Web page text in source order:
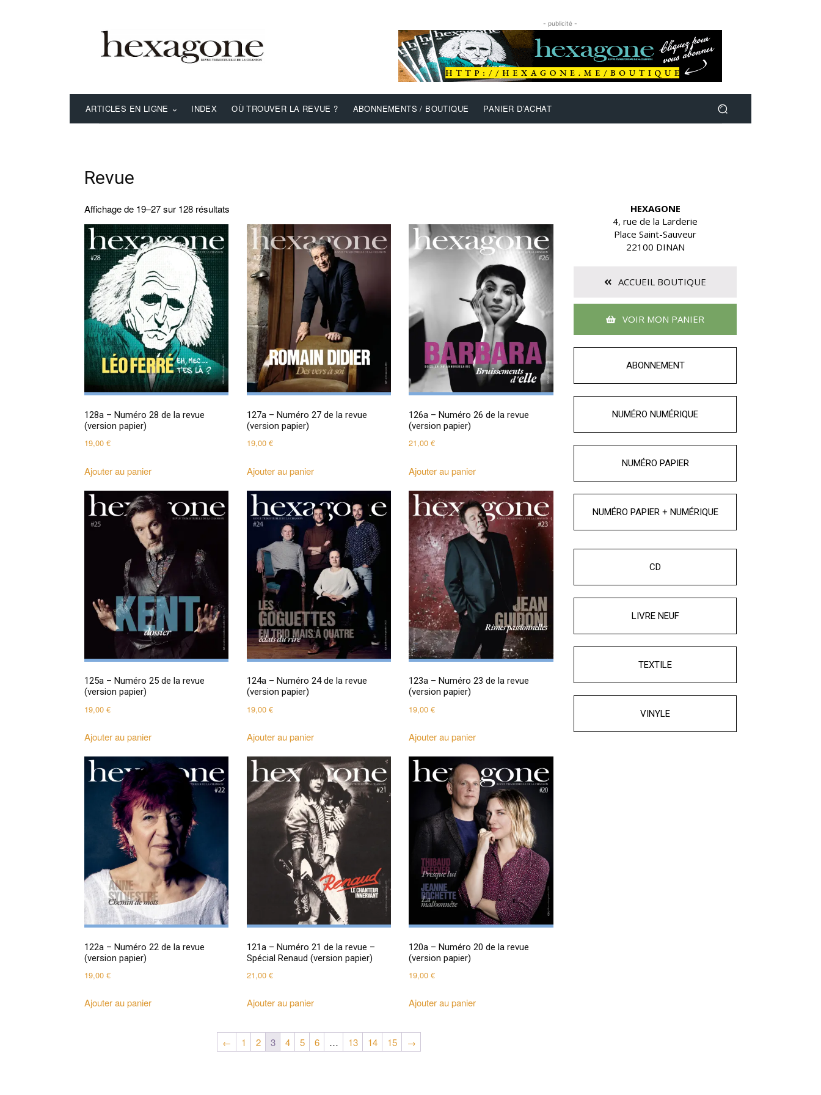
- publicité -
ARTICLES EN LIGNE INDEX OÙ TROUVER LA REVUE ? ABONNEMENTS / BOUTIQUE PANIER D’ACHAT
Revue
Affichage de 19–27 sur 128 résultats
128a – Numéro 28 de la revue
(version papier)
19,00 €
Ajouter au panier
127a – Numéro 27 de la revue
(version papier)
19,00 €
Ajouter au panier
126a – Numéro 26 de la revue
(version papier)
21,00€
Ajouter au panier
125a – Numéro 25 de la revue
(version papier)
19,00 €
Ajouter au panier
124a – Numéro 24 de la revue
(version papier)
19,00 €
Ajouter au panier
123a – Numéro 23 de la revue
(version papier)
19,00€
Ajouter au panier
122a – Numéro 22 de la revue
(version papier)
19,00 €
Ajouter au panier
121a – Numéro 21 de la revue –
Spécial Renaud (version papier)
21,00 €
Ajouter au panier
120a – Numéro 20 de la revue
(version papier)
19,00€
Ajouter au panier
← 1 2 3 4 5 6 … 13 14 15 →
HEXAGONE
4, rue de la Larderie
Place Saint-Sauveur
22100 DINAN
ACCUEIL BOUTIQUE
VOIR MON PANIER
ABONNEMENT
NUMÉRO NUMÉRIQUE
NUMÉRO PAPIER
NUMÉRO PAPIER + NUMÉRIQUE
CD
LIVRE NEUF
TEXTILE
VINYLE